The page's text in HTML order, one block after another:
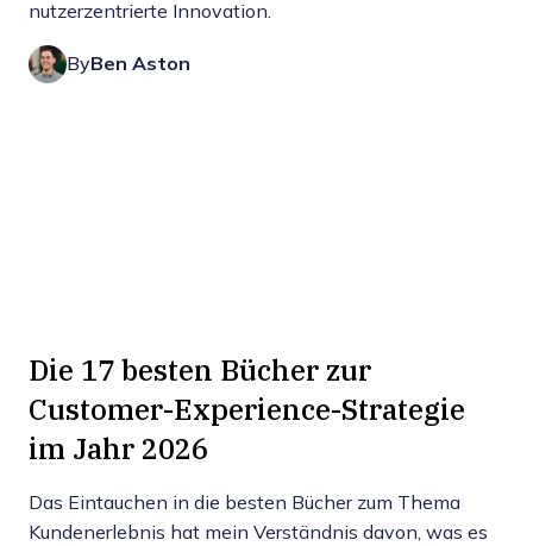
nutzerzentrierte Innovation.
ByBen Aston
Die 17 besten Bücher zur
Customer-Experience-Strategie
im Jahr 2026
Das Eintauchen in die besten Bücher zum Thema
Kundenerlebnis hat mein Verständnis davon, was es